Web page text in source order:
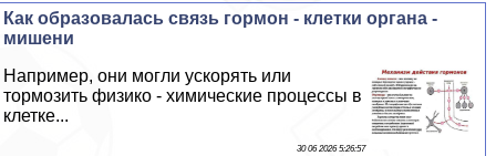
Как образовалась связь гормон - клетки органа -
мишени
Например, они могли ускорять или
тормозить физико - химические процессы в
клетке...
30 06 2026 5:26:57